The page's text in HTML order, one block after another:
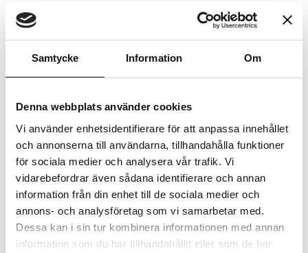
Samtycke Information Om
Denna webbplats använder cookies
Vi använder enhetsidentifierare för att anpassa innehållet
och annonserna till användarna, tillhandahålla funktioner
för sociala medier och analysera vår trafik. Vi
vidarebefordrar även sådana identifierare och annan
information från din enhet till de sociala medier och
annons- och analysföretag som vi samarbetar med.
Dessa kan i sin tur kombinera informationen med annan
information som du har tillhandahållit eller som de har
Recensioner
Om tillverkaren
Relaterade produkter